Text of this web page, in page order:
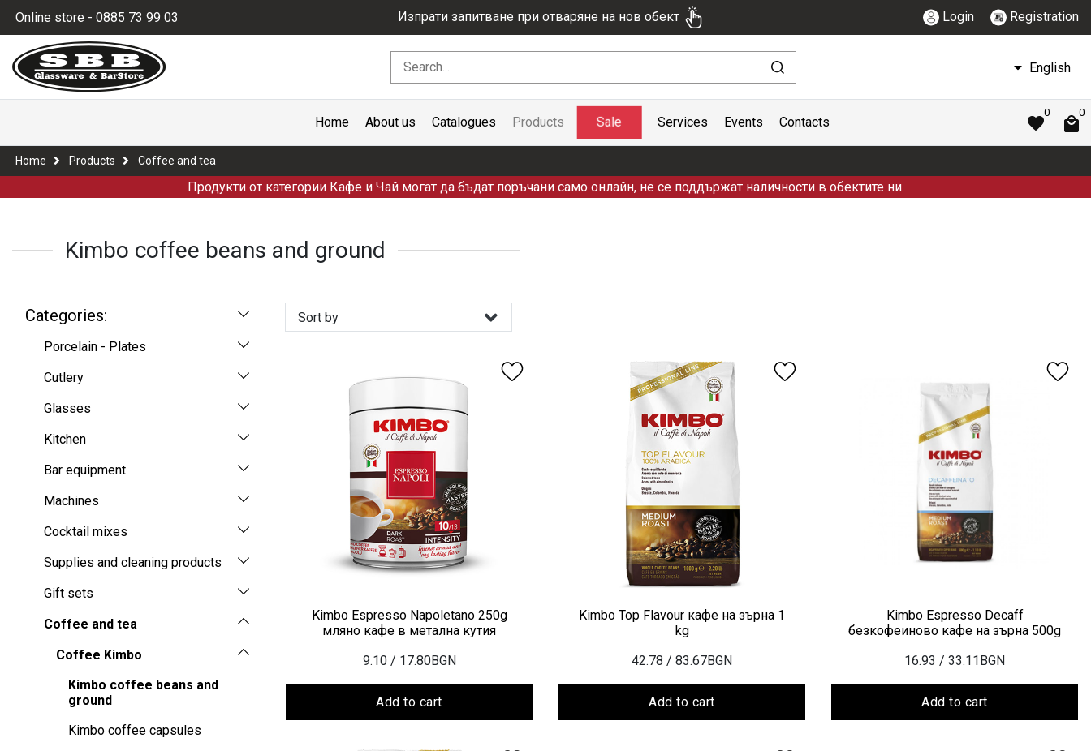
Online store - 0885 73 99 03 Изпрати запитване при отваряне на нов обект Login Registration
English
Home About us Catalogues Products Sale Services Events Contacts
0 0
Home Products Coffee and tea
Продукти от категории Кафе и Чай могат да бъдат поръчани само онлайн, не се поддържат наличности в обектите ни.
Kimbo coffee beans and ground
Categories:
Porcelain - Plates
Cutlery
Glasses
Kitchen
Bar equipment
Machines
Cocktail mixes
Supplies and cleaning products
Gift sets
Coffee and tea
Coffee Kimbo
Kimbo coffee beans and
ground
Kimbo coffee capsules
Sort by
Kimbo Espresso Napoletano 250g
мляно кафе в метална кутия
9.10 / 17.80BGN
Add to cart
Kimbo Top Flavour кафе на зърна 1
kg
42.78 / 83.67BGN
Add to cart
Kimbo Espresso Decaff
безкофеиново кафе на зърна 500g
16.93 / 33.11BGN
Add to cart